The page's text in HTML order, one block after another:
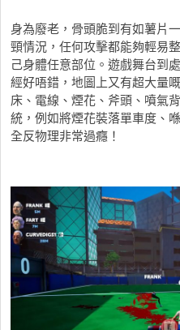
身為廢老，骨頭脆到有如薯片
頸情況，任何攻擊都能夠輕易
己身體任意部位。遊戲舞台到
經好唔錯，地圖上又有超大量
床、電線、煙花、斧頭、噴氣
統，例如將煙花裝落單車度、
全反物理非常過癮！